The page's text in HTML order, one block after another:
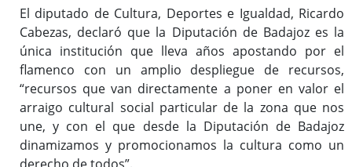
El diputado de Cultura, Deportes e Igualdad, Ricardo
Cabezas, declaró que la Diputación de Badajoz es la
única institución que lleva años apostando por el
flamenco con un amplio despliegue de recursos,
“recursos que van directamente a poner en valor el
arraigo cultural social particular de la zona que nos
une, y con el que desde la Diputación de Badajoz
dinamizamos y promocionamos la cultura como un